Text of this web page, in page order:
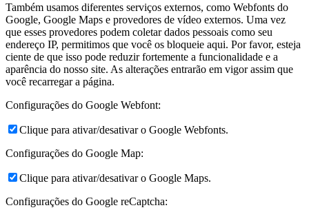
Também usamos diferentes serviços externos, como Webfonts do
Google, Google Maps e provedores de vídeo externos. Uma vez
que esses provedores podem coletar dados pessoais como seu
endereço IP, permitimos que você os bloqueie aqui. Por favor, esteja
ciente de que isso pode reduzir fortemente a funcionalidade e a
aparência do nosso site. As alterações entrarão em vigor assim que
você recarregar a página.
Configurações do Google Webfont:
Clique para ativar/desativar o Google Webfonts.
Configurações do Google Map:
Clique para ativar/desativar o Google Maps.
Configurações do Google reCaptcha: